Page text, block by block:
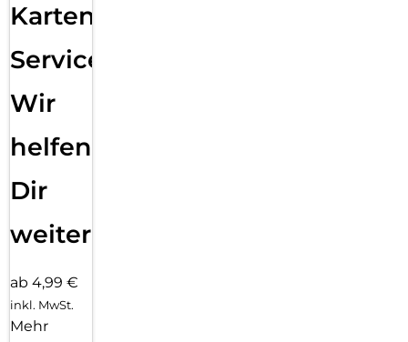
Karten
Service:
Wir
helfen
Dir
weiter
ab 4,99 €
inkl. MwSt.
Mehr